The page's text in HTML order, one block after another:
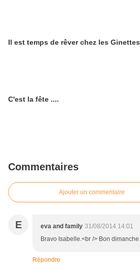
Il est temps de rêver chez les Ginettes
C'est la fête ....
Commentaires
Ajouter un commentaire
E eva and family 31/08/2014 14:01
Bravo Isabelle.<br /> Bon dimanche
Répondre